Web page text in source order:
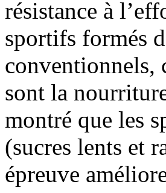
résistance à
sportifs formés
conventionnels,
sont la
montré que les
(sucres lents et
épreuve